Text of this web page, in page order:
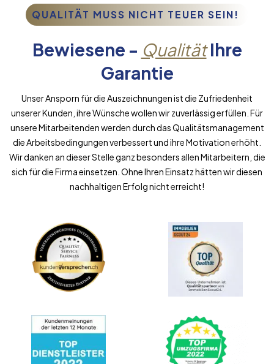
QUALITÄT MUSS NICHT TEUER SEIN!
Bewiesene - QualitätIhre
Garantie
Unser Ansporn für die Auszeichnungen ist die Zufriedenheit
unserer Kunden, ihre Wünsche wollen wir zuverlässig erfüllen. Für
unsere Mitarbeitenden werden durch das Qualitätsmanagement
die Arbeitsbedingungen verbessert und ihre Motivation erhöht.
Wir danken an dieser Stelle ganz besonders allen Mitarbeitern, die
sich für die Firma einsetzen. Ohne Ihren Einsatz hätten wir diesen
nachhaltigen Erfolg nicht erreicht!